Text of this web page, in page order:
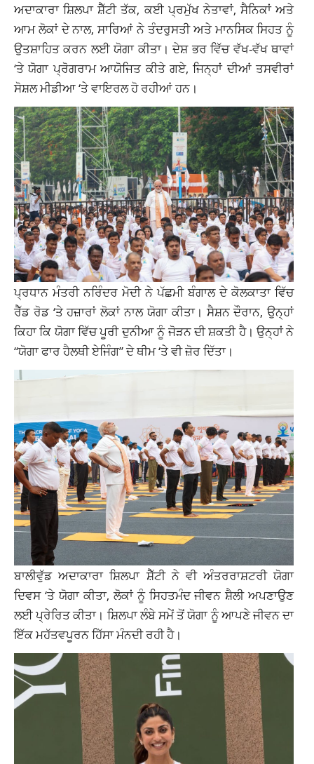
ਅਦਾਕਾਰਾ ਸ਼ਿਲਪਾ ਸ਼ੈੱਟੀ ਤੱਕ, ਕਈ ਪ੍ਰਮੁੱਖ ਨੇਤਾਵਾਂ, ਸੈਨਿਕਾਂ ਅਤੇ
ਆਮ ਲੋਕਾਂ ਦੇ ਨਾਲ, ਸਾਰਿਆਂ ਨੇ ਤੰਦਰੁਸਤੀ ਅਤੇ ਮਾਨਸਿਕ ਸਿਹਤ ਨੂੰ
ਉਤਸ਼ਾਹਿਤ ਕਰਨ ਲਈ ਯੋਗਾ ਕੀਤਾ। ਦੇਸ਼ ਭਰ ਵਿੱਚ ਵੱਖ-ਵੱਖ ਥਾਵਾਂ
‘ਤੇ ਯੋਗਾ ਪ੍ਰੋਗਰਾਮ ਆਯੋਜਿਤ ਕੀਤੇ ਗਏ, ਜਿਨ੍ਹਾਂ ਦੀਆਂ ਤਸਵੀਰਾਂ
ਸੋਸ਼ਲ ਮੀਡੀਆ ‘ਤੇ ਵਾਇਰਲ ਹੋ ਰਹੀਆਂ ਹਨ।
ਪ੍ਰਧਾਨ ਮੰਤਰੀ ਨਰਿੰਦਰ ਮੋਦੀ ਨੇ ਪੱਛਮੀ ਬੰਗਾਲ ਦੇ ਕੋਲਕਾਤਾ ਵਿੱਚ
ਰੈੱਡ ਰੋਡ ‘ਤੇ ਹਜ਼ਾਰਾਂ ਲੋਕਾਂ ਨਾਲ ਯੋਗਾ ਕੀਤਾ। ਸੈਸ਼ਨ ਦੌਰਾਨ, ਉਨ੍ਹਾਂ
ਕਿਹਾ ਕਿ ਯੋਗਾ ਵਿੱਚ ਪੂਰੀ ਦੁਨੀਆ ਨੂੰ ਜੋੜਨ ਦੀ ਸ਼ਕਤੀ ਹੈ। ਉਨ੍ਹਾਂ ਨੇ
“ਯੋਗਾ ਫਾਰ ਹੈਲਥੀ ਏਜਿੰਗ” ਦੇ ਥੀਮ ‘ਤੇ ਵੀ ਜ਼ੋਰ ਦਿੱਤਾ।
ਬਾਲੀਵੁੱਡ ਅਦਾਕਾਰਾ ਸ਼ਿਲਪਾ ਸ਼ੈੱਟੀ ਨੇ ਵੀ ਅੰਤਰਰਾਸ਼ਟਰੀ ਯੋਗਾ
ਦਿਵਸ ‘ਤੇ ਯੋਗਾ ਕੀਤਾ, ਲੋਕਾਂ ਨੂੰ ਸਿਹਤਮੰਦ ਜੀਵਨ ਸ਼ੈਲੀ ਅਪਣਾਉਣ
ਲਈ ਪ੍ਰੇਰਿਤ ਕੀਤਾ। ਸ਼ਿਲਪਾ ਲੰਬੇ ਸਮੇਂ ਤੋਂ ਯੋਗਾ ਨੂੰ ਆਪਣੇ ਜੀਵਨ ਦਾ
ਇੱਕ ਮਹੱਤਵਪੂਰਨ ਹਿੱਸਾ ਮੰਨਦੀ ਰਹੀ ਹੈ।